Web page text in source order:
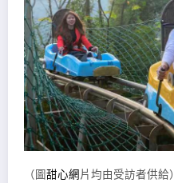
（圖甜心網片均由受訪者供給）